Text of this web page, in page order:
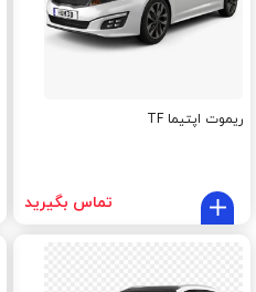
ریموت اپتیما TF
تماس بگیرید